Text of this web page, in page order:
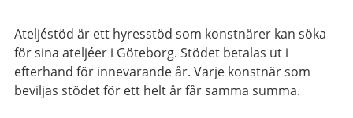
Ateljéstöd är ett hyresstöd som konstnärer kan söka
för sina ateljéer i Göteborg. Stödet betalas ut i
efterhand för innevarande år. Varje konstnär som
beviljas stödet för ett helt år får samma summa.